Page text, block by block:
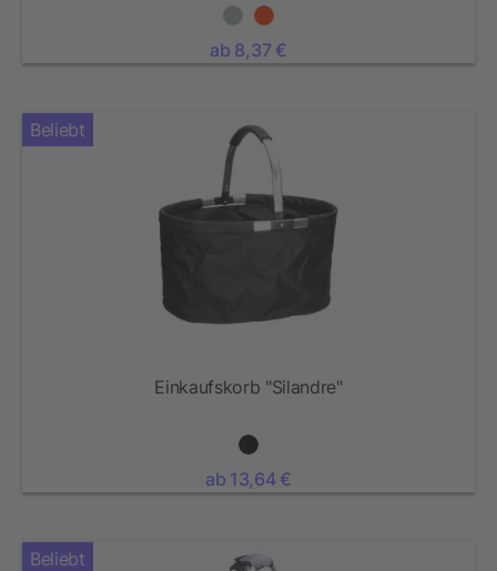
ab 8,37 €
Beliebt
Einkaufskorb "Silandre"
ab 13,64 €
Beliebt